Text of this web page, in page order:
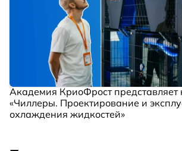
Академия КриоФрост представляет
«Чиллеры. Проектирование и
охлаждения жидкостей»